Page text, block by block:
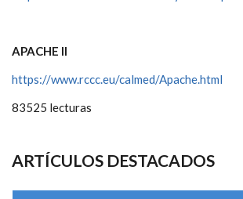
APACHE II
https://www.rccc.eu/calmed/Apache.html
83525 lecturas
ARTÍCULOS DESTACADOS